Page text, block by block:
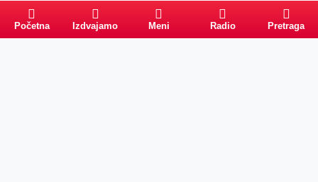
Početna Izdvajamo Meni Radio Pretraga